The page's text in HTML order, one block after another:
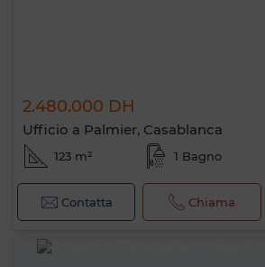
2.480.000 DH
Ufficio a Palmier, Casablanca
123 m² 1 Bagno
Contatta Chiama